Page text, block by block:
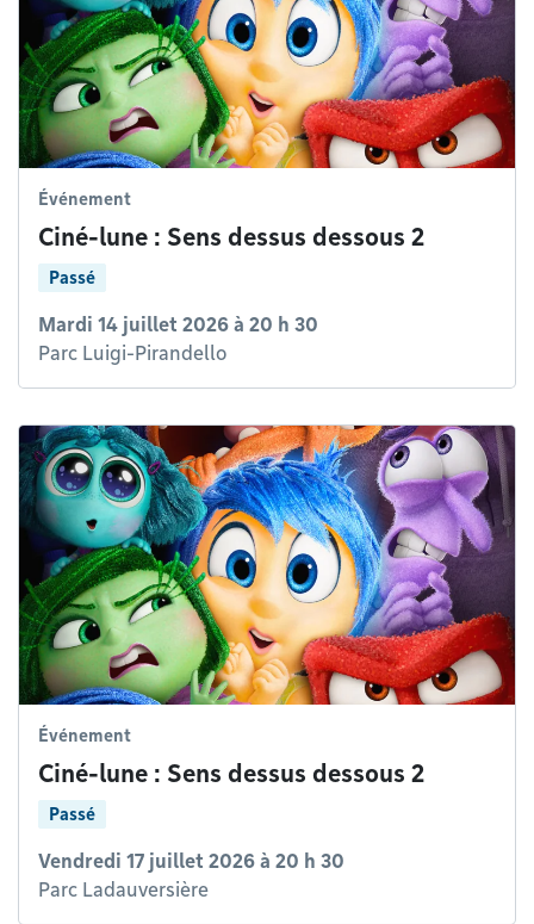
Événement
Ciné-lune : Sens dessus dessous 2
Passé
Mardi 14 juillet 2026 à 20 h 30
Parc Luigi-Pirandello
Événement
Ciné-lune : Sens dessus dessous 2
Passé
Vendredi 17 juillet 2026 à 20 h 30
Parc Ladauversière